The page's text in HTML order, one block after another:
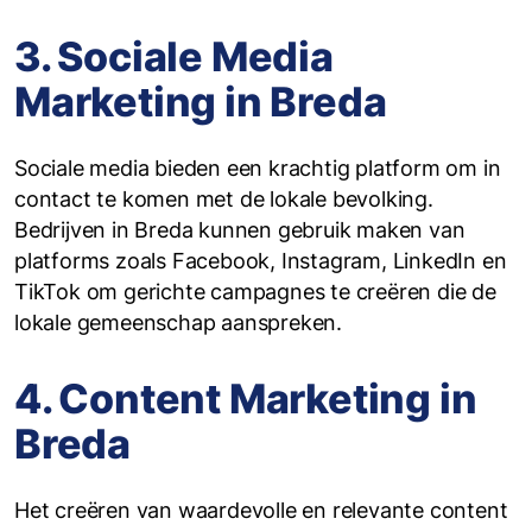
3. Sociale Media
Marketing in Breda
Sociale media bieden een krachtig platform om in
contact te komen met de lokale bevolking.
Bedrijven in Breda kunnen gebruik maken van
platforms zoals Facebook, Instagram, LinkedIn en
TikTok om gerichte campagnes te creëren die de
lokale gemeenschap aanspreken.
4. Content Marketing in
Breda
Het creëren van waardevolle en relevante content